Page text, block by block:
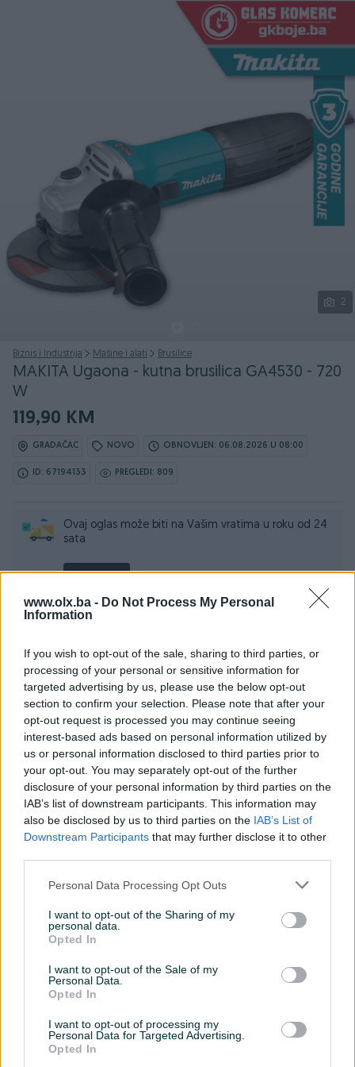
www.olx.ba - Do Not Process My Personal
Information
If you wish to opt-out of the sale, sharing to third parties, or
processing of your personal or sensitive information for
targeted advertising by us, please use the below opt-out
section to confirm your selection. Please note that after your
opt-out request is processed you may continue seeing
interest-based ads based on personal information utilized by
us or personal information disclosed to third parties prior to
your opt-out. You may separately opt-out of the further
disclosure of your personal information by third parties on the
IAB’s list of downstream participants. This information may
also be disclosed by us to third parties on the IAB’s List of
Downstream Participants that may further disclose it to other
Personal Data Processing Opt Outs
I want to opt-out of the Sharing of my
personal data.
Opted In
I want to opt-out of the Sale of my
Personal Data.
Opted In
I want to opt-out of processing my
Personal Data for Targeted Advertising.
Opted In
Podijeli
2
Biznis i Industrija Mašine i alati Brusilice
MAKITA Ugaona - kutna brusilica GA4530 - 720
W
119,90 KM
GRADAČAC NOVO OBNOVLJEN: 06.08.2026 U 08:00
ID: 67194133 PREGLEDI: 809
Ovaj oglas može biti na Vašim vratima u roku od 24
sata
Naruči
Osobine
Proizvođač
Namjena Za metal (željezo)
Način korištenja Ručna
Snaga (W) 720
Vrsta Ugaona/Kutna
Detaljni opis
Sve što vam je potrebno – na jednom mjestu. Brzo,
sigurno i provjereno
🔒 Garancija: 3 godine
Na vašoj adresi u roku od 24-48h